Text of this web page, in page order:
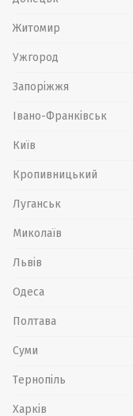
Житомир
Ужгород
Запоріжжя
Івано-Франківськ
Київ
Кропивницький
Луганськ
Миколаїв
Львів
Одеса
Полтава
Суми
Тернопіль
Харків